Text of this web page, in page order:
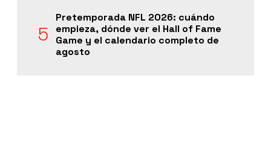
Pretemporada NFL 2026: cuándo
empieza, dónde ver el Hall of Fame
Game y el calendario completo de
agosto